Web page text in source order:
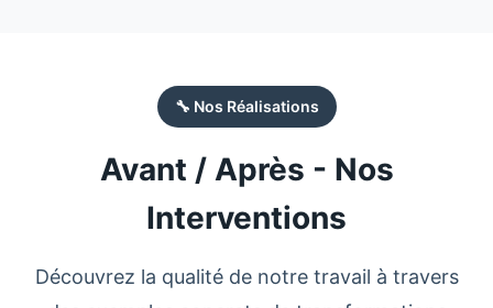
🔧 Nos Réalisations
Avant / Après - Nos
Interventions
Découvrez la qualité de notre travail à travers